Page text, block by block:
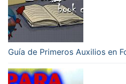
Guía de Primeros Auxilios en